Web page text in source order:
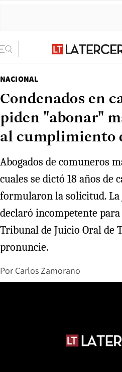
NACIONAL
Condenados en
piden "abonar"
al cumplimiento
Abogados de comuneros
cuales se dictó 18 años de
formularon la solicitud. La
declaró incompetente
Tribunal de Juicio Oral de
pronuncie.
Por Carlos Zamorano